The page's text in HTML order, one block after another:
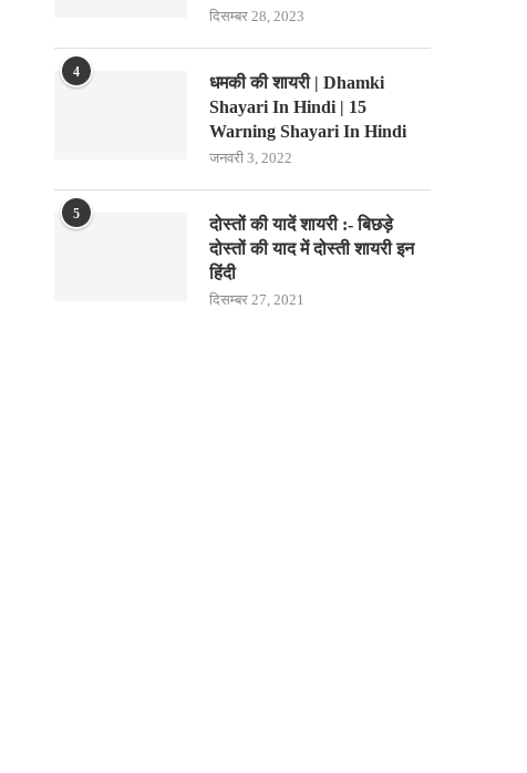
दिसम्बर 28, 2023
4
धमकी की शायरी | Dhamki
Shayari In Hindi | 15
Warning Shayari In Hindi
जनवरी 3, 2022
5
दोस्तों की यादें शायरी :- बिछड़े
दोस्तों की याद में दोस्ती शायरी इन
हिंदी
दिसम्बर 27, 2021